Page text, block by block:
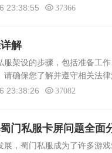
服开服表蜀门私服开服表
23:38:55 37366
解
设的步骤，包括准备工作
确保您了解并遵守相关法
需要准备以下事项：1. 确
23:38:26 37082
门私服卡屏问题全面
蜀门私服成为了许多游戏